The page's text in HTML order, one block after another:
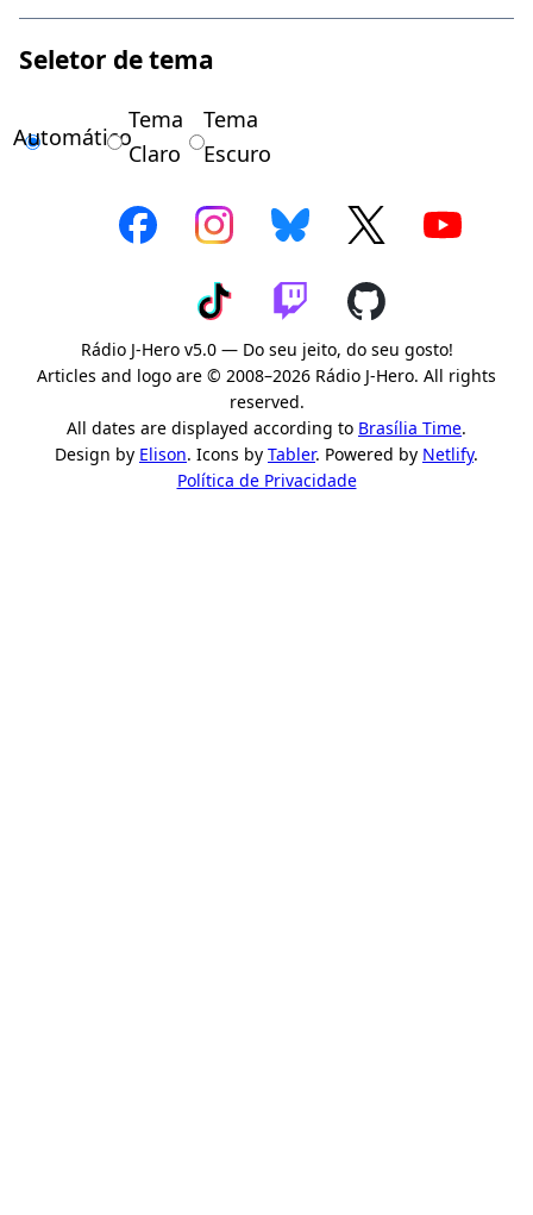
Seletor de tema
Automático
Tema
Claro
Tema
Escuro
Rádio J-Hero v5.0 — Do seu jeito, do seu gosto!
Articles and logo are © 2008–2026 Rádio J-Hero. All rights
reserved.
All dates are displayed according to Brasília Time.
Design by Elison. Icons by Tabler. Powered by Netlify.
Política de Privacidade